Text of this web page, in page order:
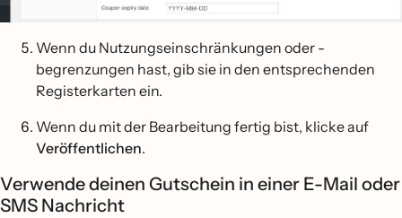
Wenn du Nutzungseinschränkungen oder -
begrenzungen hast, gib sie in den entsprechenden
Registerkarten ein.
Wenn du mit der Bearbeitung fertig bist, klicke auf
Veröffentlichen.
Verwende deinen Gutschein in einer E-Mail oder
SMS Nachricht